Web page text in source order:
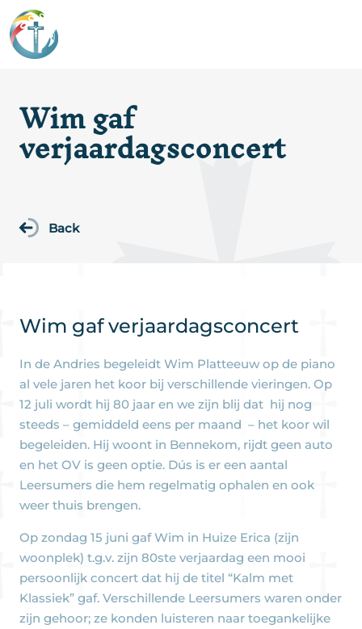
Wim gaf
verjaardagsconcert
Back
Wim gaf verjaardagsconcert
In de Andries begeleidt Wim Platteeuw op de piano
al vele jaren het koor bij verschillende vieringen. Op
12 juli wordt hij 80 jaar en we zijn blij dat hij nog
steeds – gemiddeld eens per maand – het koor wil
begeleiden. Hij woont in Bennekom, rijdt geen auto
en het OV is geen optie. Dús is er een aantal
Leersumers die hem regelmatig ophalen en ook
weer thuis brengen.
Op zondag 15 juni gaf Wim in Huize Erica (zijn
woonplek) t.g.v. zijn 80ste verjaardag een mooi
persoonlijk concert dat hij de titel “Kalm met
Klassiek” gaf. Verschillende Leersumers waren onder
zijn gehoor; ze konden luisteren naar toegankelijke